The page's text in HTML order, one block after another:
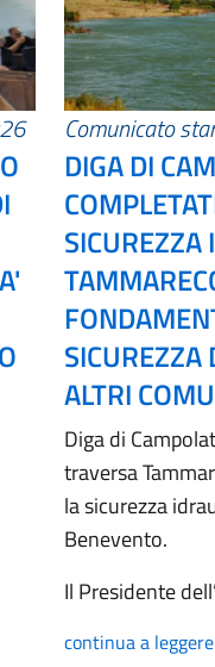
Comunicato
DIGA DI
SICUREZZA
SICUREZZA
ALTRI
Diga di
traversa
la sicurezza
Benevento.
Il Presidente
continua a leggere